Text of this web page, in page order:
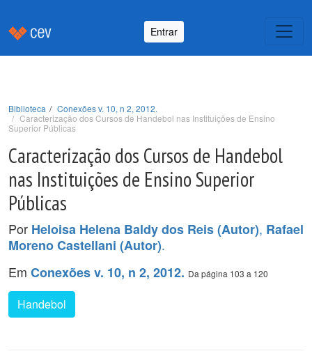
Entrar
Biblioteca
Conexões v. 10, n 2, 2012.
Caracterização dos Cursos de Handebol nas Instituições de Ensino
Superior Públicas
Caracterização dos Cursos de Handebol
nas Instituições de Ensino Superior
Públicas
Por Heloisa Helena Baldy dos Reis (Autor), Rafael
Moreno Castellani (Autor).
Em Conexões v. 10, n 2, 2012. Da página 103 a 120
Handebol